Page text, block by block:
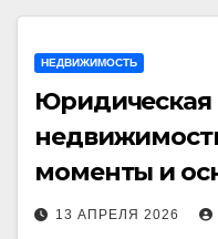
НЕДВИЖИМОСТЬ
Юридическая
моменты и
13 АПРЕЛЯ 2026